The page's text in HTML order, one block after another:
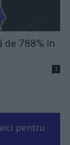
de 788% în
1
pentru